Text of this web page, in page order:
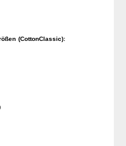
(CottonClassic):